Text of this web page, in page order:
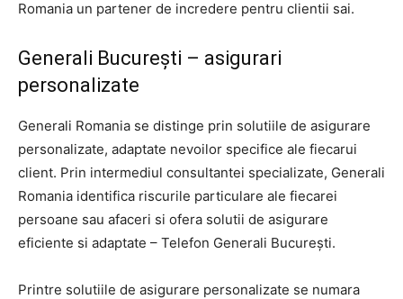
Romania un partener de incredere pentru clientii sai.
Generali București – asigurari
personalizate
Generali Romania se distinge prin solutiile de asigurare
personalizate, adaptate nevoilor specifice ale fiecarui
client. Prin intermediul consultantei specializate, Generali
Romania identifica riscurile particulare ale fiecarei
persoane sau afaceri si ofera solutii de asigurare
eficiente si adaptate – Telefon Generali București.
Printre solutiile de asigurare personalizate se numara